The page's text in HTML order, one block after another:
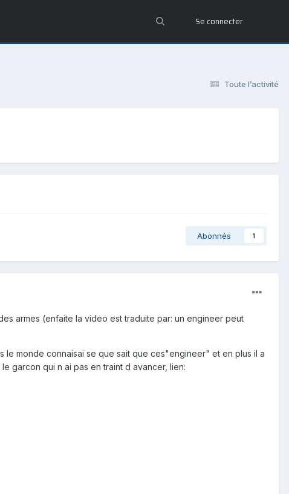
Se connecter
Toute l’activité
Abonnés 1
armes (enfaite la video est traduite par: un engineer peut
le monde connaisai se que sait que ces"engineer" et en plus il a
garcon qui n ai pas en traint d avancer, lien: